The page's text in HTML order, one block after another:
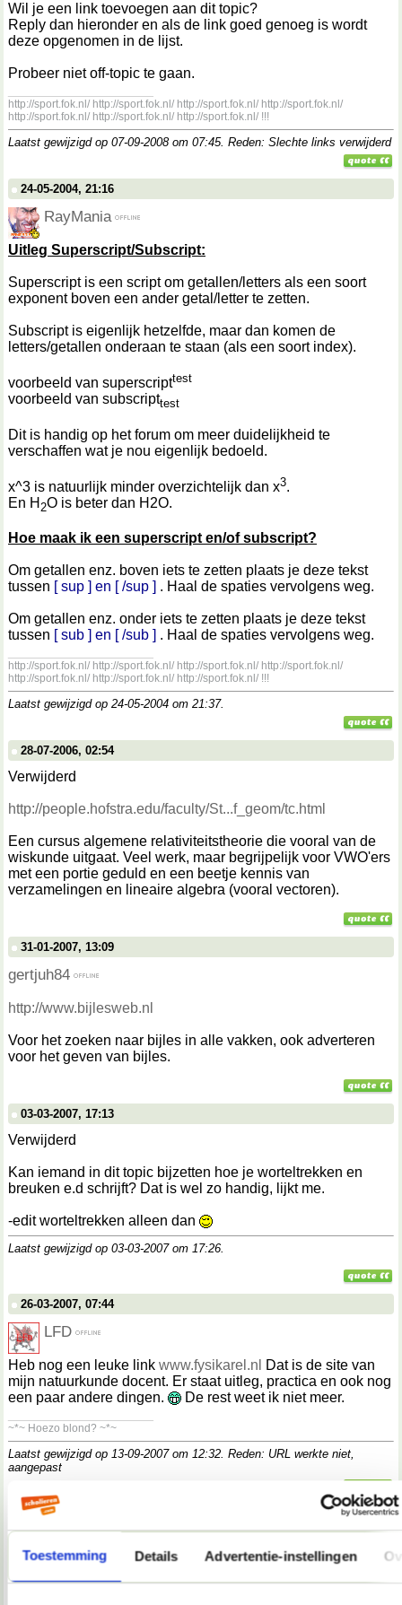
Toestemming Details Advertentie-instellingen
Wil je een link toevoegen aan dit topic?
Reply dan hieronder en als de link goed genoeg is wordt
deze opgenomen in de lijst.
Probeer niet off-topic te gaan.
http://sport.fok.nl/ http://sport.fok.nl/ http://sport.fok.nl/ http://sport.fok.nl/
http://sport.fok.nl/ http://sport.fok.nl/ http://sport.fok.nl/ !!!
Laatst gewijzigd op 07-09-2008 om 07:45. Reden: Slechte links verwijderd
24-05-2004, 21:16
RayMania
Uitleg Superscript/Subscript:
Superscript is een script om getallen/letters als een soort
exponent boven een ander getal/letter te zetten.
Subscript is eigenlijk hetzelfde, maar dan komen de
letters/getallen onderaan te staan (als een soort index).
voorbeeld van superscripttest
voorbeeld van subscripttest
Dit is handig op het forum om meer duidelijkheid te
verschaffen wat je nou eigenlijk bedoeld.
x^3 is natuurlijk minder overzichtelijk dan x3.
En H 2O is beter dan H2O.
Hoe maak ik een superscript en/of subscript?
Om getallen enz. boven iets te zetten plaats je deze tekst
tussen [ sup ] en [ /sup ] . Haal de spaties vervolgens weg.
Om getallen enz. onder iets te zetten plaats je deze tekst
tussen [ sub ] en [ /sub ] . Haal de spaties vervolgens weg.
http://sport.fok.nl/ http://sport.fok.nl/ http://sport.fok.nl/ http://sport.fok.nl/
http://sport.fok.nl/ http://sport.fok.nl/ http://sport.fok.nl/ !!!
Laatst gewijzigd op 24-05-2004 om 21:37.
28-07-2006, 02:54
Verwijderd
http://people.hofstra.edu/faculty/St...f_geom/tc.html
Een cursus algemene relativiteitstheorie die vooral van de
wiskunde uitgaat. Veel werk, maar begrijpelijk voor VWO'ers
met een portie geduld en een beetje kennis van
verzamelingen en lineaire algebra (vooral vectoren).
31-01-2007, 13:09
gertjuh84
http://www.bijlesweb.nl
Voor het zoeken naar bijles in alle vakken, ook adverteren
voor het geven van bijles.
03-03-2007, 17:13
Verwijderd
Kan iemand in dit topic bijzetten hoe je worteltrekken en
breuken e.d schrijft? Dat is wel zo handig, lijkt me.
-edit worteltrekken alleen dan
Laatst gewijzigd op 03-03-2007 om 17:26.
26-03-2007, 07:44
LFD
Heb nog een leuke link www.fysikarel.nl
Dat is de site van
mijn natuurkunde docent. Er staat uitleg, practica en ook nog
een paar andere dingen.
De rest weet ik niet meer.
~*~ Hoezo blond? ~*~
Laatst gewijzigd op 13-09-2007 om 12:32. Reden: URL werkte niet,
aangepast
18-05-2007, 10:45